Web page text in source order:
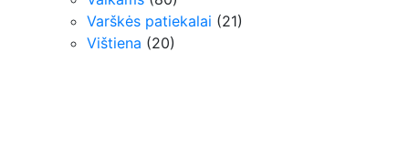
Varškės patiekalai (21)
Vištiena (20)